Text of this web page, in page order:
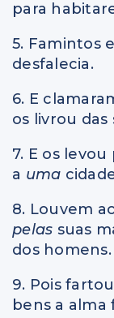
para
5. Famintos
desfalecia.
6. E
os livrou das
7. E os
a uma
8. Louvem
pelas suas
dos homens.
9. Pois
bens a alma